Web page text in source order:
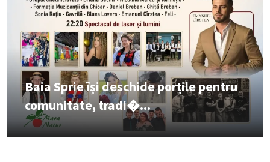
Baia Sprie își deschide porțile pentru
comunitate, tradi�...